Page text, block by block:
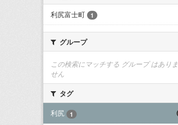
利尻富士町
1
グループ
この検索にマッチする グループ はありま
せん
タグ
利尻
1